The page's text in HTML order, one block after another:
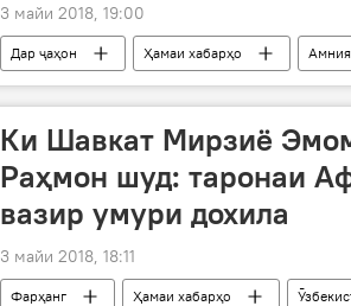
3 майи 2018, 19:00
Дар ҷаҳон Ҳамаи хабарҳо
Рамазон Раҳимзода
Дар Тоҷикистон
Ки Шавкат Мирзиё
Раҳмон шуд: таронаи
вазир умури дохила
3 майи 2018, 18:11
Фарҳанг Ҳамаи хабарҳо